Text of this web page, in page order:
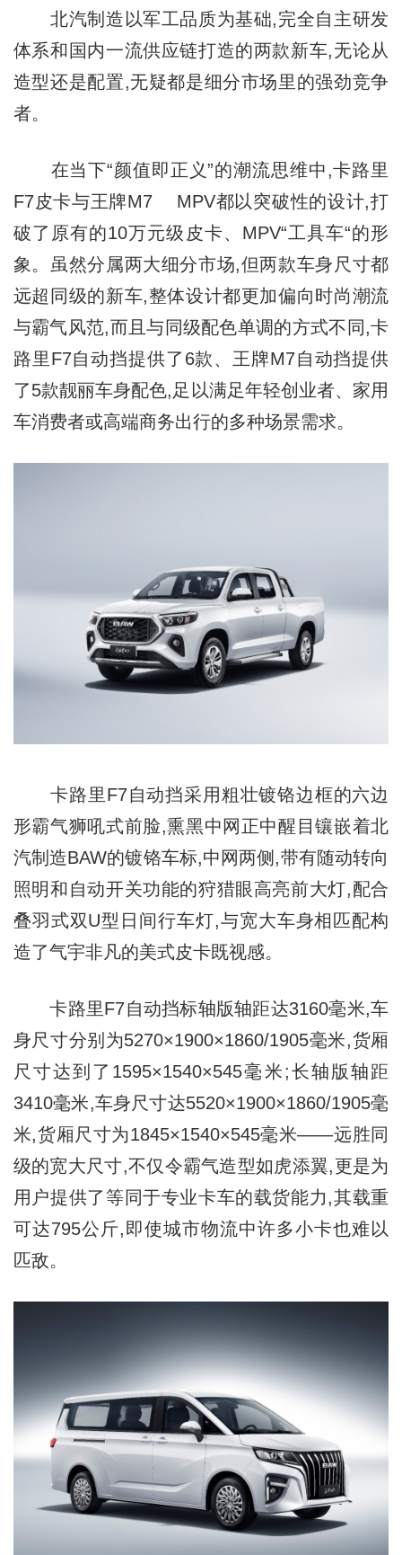
北汽制造以军工品质为基础,完全自主研发
体系和国内一流供应链打造的两款新车,无论从
造型还是配置,无疑都是细分市场里的强劲竞争
者。
在当下“颜值即正义”的潮流思维中,卡路里
F7皮卡与王牌M7 MPV都以突破性的设计,打
破了原有的10万元级皮卡、MPV“工具车“的形
象。虽然分属两大细分市场,但两款车身尺寸都
远超同级的新车,整体设计都更加偏向时尚潮流
与霸气风范,而且与同级配色单调的方式不同,卡
路里F7自动挡提供了6款、王牌M7自动挡提供
了5款靓丽车身配色,足以满足年轻创业者、家用
车消费者或高端商务出行的多种场景需求。
卡路里F7自动挡采用粗壮镀铬边框的六边
形霸气狮吼式前脸,熏黑中网正中醒目镶嵌着北
汽制造BAW的镀铬车标,中网两侧,带有随动转向
照明和自动开关功能的狩猎眼高亮前大灯,配合
叠羽式双U型日间行车灯,与宽大车身相匹配构
造了气宇非凡的美式皮卡既视感。
卡路里F7自动挡标轴版轴距达3160毫米,车
身尺寸分别为5270×1900×1860/1905毫米,货厢
尺寸达到了1595×1540×545毫米;长轴版轴距
3410毫米,车身尺寸达5520×1900×1860/1905毫
米,货厢尺寸为1845×1540×545毫米——远胜同
级的宽大尺寸,不仅令霸气造型如虎添翼,更是为
用户提供了等同于专业卡车的载货能力,其载重
可达795公斤,即使城市物流中许多小卡也难以
匹敌。